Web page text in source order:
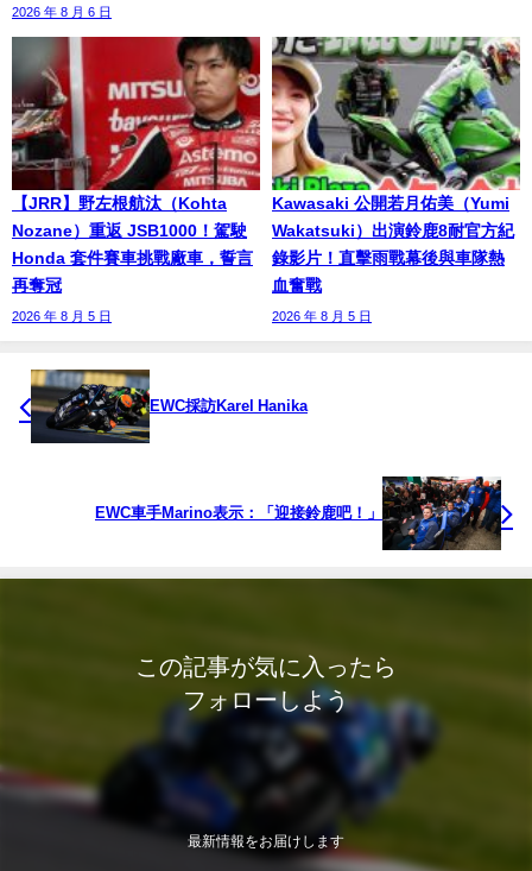
2026 年 8 月 6 日
【JRR】野左根航汰（Kohta
Nozane）重返 JSB1000！駕駛
Honda 套件賽車挑戰廠車，誓言
再奪冠
2026 年 8 月 5 日
Kawasaki 公開若月佑美（Yumi
Wakatsuki）出演鈴鹿8耐官方紀
錄影片！直擊雨戰幕後與車隊熱
血奮戰
2026 年 8 月 5 日
EWC採訪Karel Hanika
EWC車手Marino表示：「迎接鈴鹿吧！」
この記事が気に入ったら
フォローしよう
最新情報をお届けします